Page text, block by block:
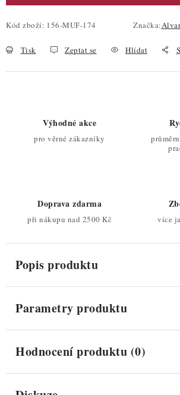
Kód zboží: 156-MUF-174 Značka:
Tisk Zeptat se Hlídat
Výhodné akce
pro věrné zákazníky
Doprava zdarma
při nákupu nad 2500 Kč více
Popis produktu
Parametry produktu
Hodnocení produktu (0)